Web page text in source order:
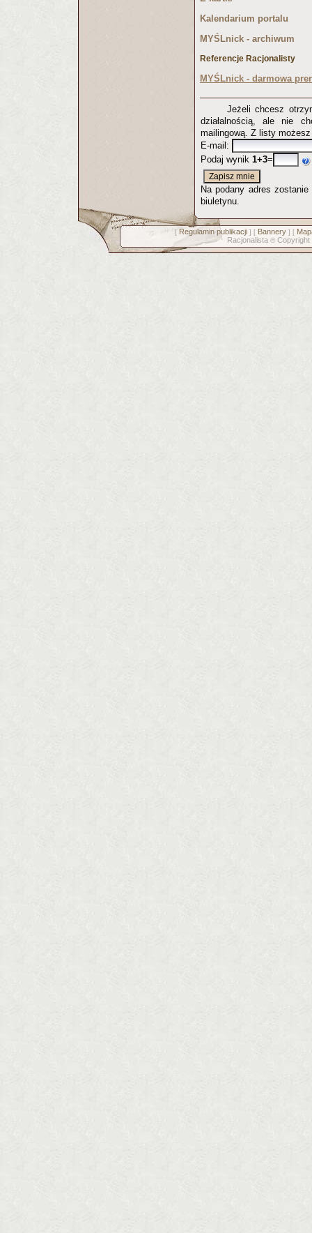
Kalendarium portalu
MYŚLnick - archiwum
Referencje Racjonalisty
MYŚLnick - darmowa
Jeżeli chcesz
działalnością, ale nie
mailingową. Z listy
E-mail:
Podaj wynik 1+3=
Na podany adres
biuletynu.
[ Regulamin publikacji] [ Bannery] [
Racjonalista © Copyright